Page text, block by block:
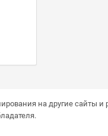
на другие сайты и